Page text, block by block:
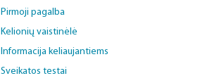
Pirmoji pagalba
Kelionių vaistinėlė
Informacija keliaujantiems
Sveikatos testai